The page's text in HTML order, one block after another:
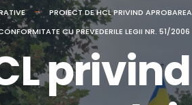
PROIECT DE HCL PRIVIND
CU PREVEDERILE LEGII NR. 51/